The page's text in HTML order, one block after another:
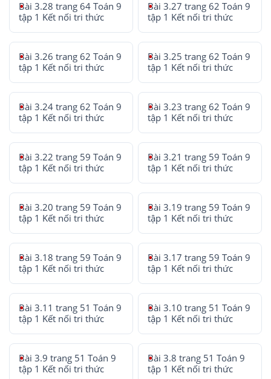
Bài 3.28 trang 64 Toán 9
tập 1 Kết nối tri thức
Bài 3.27 trang 62 Toán 9
tập 1 Kết nối tri thức
Bài 3.26 trang 62 Toán 9
tập 1 Kết nối tri thức
Bài 3.25 trang 62 Toán 9
tập 1 Kết nối tri thức
Bài 3.24 trang 62 Toán 9
tập 1 Kết nối tri thức
Bài 3.23 trang 62 Toán 9
tập 1 Kết nối tri thức
Bài 3.22 trang 59 Toán 9
tập 1 Kết nối tri thức
Bài 3.21 trang 59 Toán 9
tập 1 Kết nối tri thức
Bài 3.20 trang 59 Toán 9
tập 1 Kết nối tri thức
Bài 3.19 trang 59 Toán 9
tập 1 Kết nối tri thức
Bài 3.18 trang 59 Toán 9
tập 1 Kết nối tri thức
Bài 3.17 trang 59 Toán 9
tập 1 Kết nối tri thức
Bài 3.11 trang 51 Toán 9
tập 1 Kết nối tri thức
Bài 3.10 trang 51 Toán 9
tập 1 Kết nối tri thức
Bài 3.9 trang 51 Toán 9
tập 1 Kết nối tri thức
Bài 3.8 trang 51 Toán 9
tập 1 Kết nối tri thức